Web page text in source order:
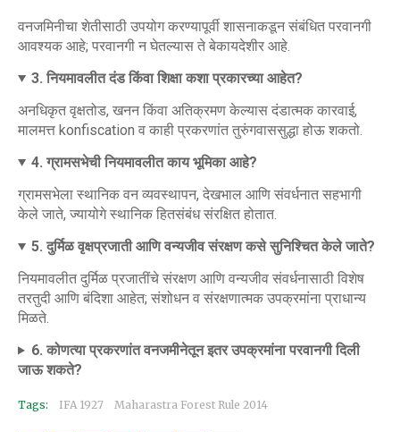
वनजमिनीचा शेतीसाठी उपयोग करण्यापूर्वी शासनाकडून संबंधित परवानगी
आवश्यक आहे; परवानगी न घेतल्यास ते बेकायदेशीर आहे.
3. नियमावलीत दंड किंवा शिक्षा कशा प्रकारच्या आहेत?
अनधिकृत वृक्षतोड, खनन किंवा अतिक्रमण केल्यास दंडात्मक कारवाई,
मालमत्त konfiscation व काही प्रकरणांत तुरुंगवाससुद्धा होऊ शकतो.
4. ग्रामसभेची नियमावलीत काय भूमिका आहे?
ग्रामसभेला स्थानिक वन व्यवस्थापन, देखभाल आणि संवर्धनात सहभागी
केले जाते, ज्यायोगे स्थानिक हितसंबंध संरक्षित होतात.
5. दुर्मिळ वृक्षप्रजाती आणि वन्यजीव संरक्षण कसे सुनिश्चित केले जाते?
नियमावलीत दुर्मिळ प्रजातींचे संरक्षण आणि वन्यजीव संवर्धनासाठी विशेष
तरतुदी आणि बंदिशा आहेत; संशोधन व संरक्षणात्मक उपक्रमांना प्राधान्य
मिळते.
6. कोणत्या प्रकरणांत वनजमीनेतून इतर उपक्रमांना परवानगी दिली
जाऊ शकते?
Tags: IFA 1927 Maharastra Forest Rule 2014